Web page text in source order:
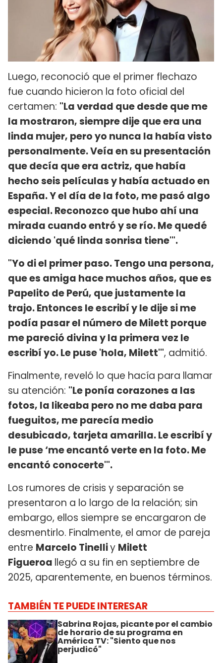
Luego, reconoció que el primer flechazo
fue cuando hicieron la foto oficial del
certamen: "La verdad que desde que me
la mostraron, siempre dije que era una
linda mujer, pero yo nunca la había visto
personalmente. Veía en su presentación
que decía que era actriz, que había
hecho seis películas y había actuado en
España. Y el día de la foto, me pasó algo
especial. Reconozco que hubo ahí una
mirada cuando entró y se río. Me quedé
diciendo 'qué linda sonrisa tiene'".
"Yo di el primer paso. Tengo una persona,
que es amiga hace muchos años, que es
Papelito de Perú, que justamente la
trajo. Entonces le escribí y le dije si me
podía pasar el número de Milett porque
me pareció divina y la primera vez le
escribí yo. Le puse 'hola, Milett'", admitió.
Finalmente, reveló lo que hacía para llamar
su atención: "Le ponía corazones a las
fotos, la likeaba pero no me daba para
fueguitos, me parecía medio
desubicado, tarjeta amarilla. Le escribí y
le puse ‘me encantó verte en la foto. Me
encantó conocerte'".
Los rumores de crisis y separación se
presentaron a lo largo de la relación; sin
embargo, ellos siempre se encargaron de
desmentirlo. Finalmente, el amor de pareja
entre Marcelo Tinelliy Milett
Figueroa llegó a su fin en septiembre de
2025, aparentemente, en buenos términos.
TAMBIÉN TE PUEDE INTERESAR
Sabrina Rojas, picante por el cambio
de horario de su programa en
América TV: "Siento que nos
perjudicó"